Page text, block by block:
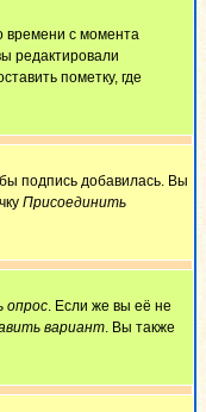
времени с момента
редактировали
пометку, где
подпись добавилась. Вы
Присоединить
опрос. Если же вы её не
вариант. Вы также